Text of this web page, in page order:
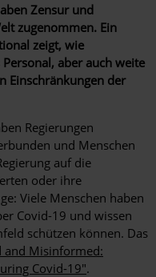
Zensur und
zugenommen. Ein
zeigt, wie
aber auch weite
Einschränkungen der
Regierungen
und Menschen
auf die
oder ihre
Viele Menschen haben
Covid-19 und wissen
schützen können. Das
and Misinformed:
Covid-19".